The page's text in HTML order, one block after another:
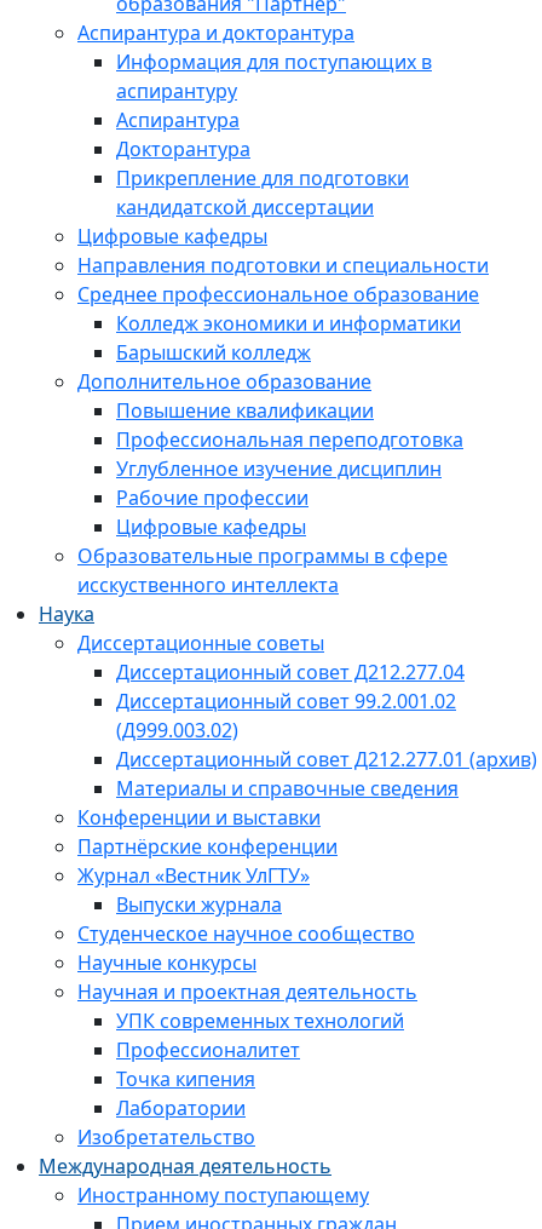
Аспирантура и докторантура
Информация для поступающих в
аспирантуру
Аспирантура
Докторантура
Прикрепление для подготовки
кандидатской диссертации
Цифровые кафедры
Направления подготовки и специальности
Среднее профессиональное образование
Колледж экономики и информатики
Барышский колледж
Дополнительное образование
Повышение квалификации
Профессиональная переподготовка
Углубленное изучение дисциплин
Рабочие профессии
Цифровые кафедры
Образовательные программы в сфере
исскуственного интеллекта
Наука
Диссертационные советы
Диссертационный совет Д212.277.04
Диссертационный совет 99.2.001.02
(Д999.003.02)
Диссертационный совет Д212.277.01 (архив)
Материалы и справочные сведения
Конференции и выставки
Партнёрские конференции
Журнал «Вестник УлГТУ»
Выпуски журнала
Студенческое научное сообщество
Научные конкурсы
Научная и проектная деятельность
УПК современных технологий
Профессионалитет
Точка кипения
Лаборатории
Изобретательство
Международная деятельность
Иностранному поступающему